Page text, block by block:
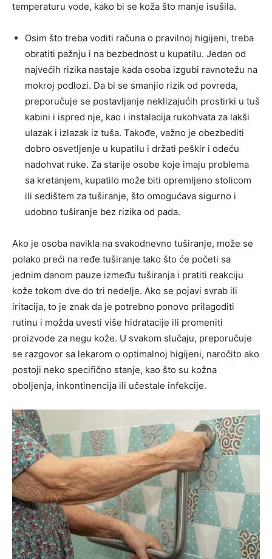
temperaturu vode, kako bi se koža što manje isušila.
Osim što treba voditi računa o pravilnoj higijeni, treba
obratiti pažnju i na bezbednost u kupatilu. Jedan od
najvećih rizika nastaje kada osoba izgubi ravnotežu na
mokroj podlozi. Da bi se smanjio rizik od povreda,
preporučuje se postavljanje neklizajućih prostirki u tuš
kabini i ispred nje, kao i instalacija rukohvata za lakši
ulazak i izlazak iz tuša. Takođe, važno je obezbediti
dobro osvetljenje u kupatilu i držati peškir i odeću
nadohvat ruke. Za starije osobe koje imaju problema
sa kretanjem, kupatilo može biti opremljeno stolicom
ili sedištem za tuširanje, što omogućava sigurno i
udobno tuširanje bez rizika od pada.
Ako je osoba navikla na svakodnevno tuširanje, može se
polako preći na ređe tuširanje tako što će početi sa
jednim danom pauze između tuširanja i pratiti reakciju
kože tokom dve do tri nedelje. Ako se pojavi svrab ili
iritacija, to je znak da je potrebno ponovo prilagoditi
rutinu i možda uvesti više hidratacije ili promeniti
proizvode za negu kože. U svakom slučaju, preporučuje
se razgovor sa lekarom o optimalnoj higijeni, naročito ako
postoji neko specifično stanje, kao što su kožna
oboljenja, inkontinencija ili učestale infekcije.